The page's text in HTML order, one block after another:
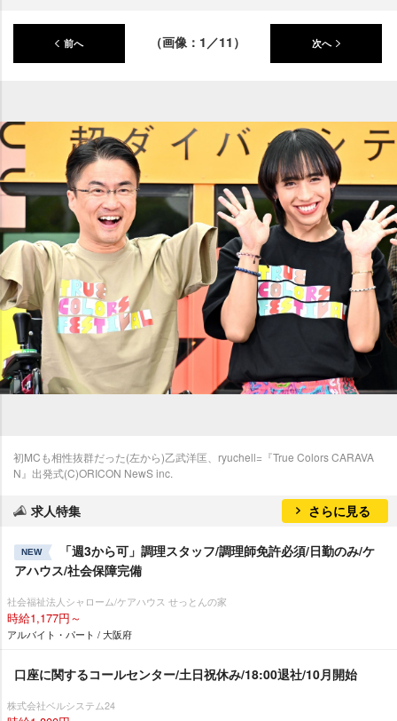
前へ （画像：1／11） 次へ
初MCも相性抜群だった(左から)乙武洋匡、ryuchell=『True Colors CARAVA
N』出発式(C)ORICON NewS inc.
求人特集 さらに見る
NEW
「週3から可」調理スタッフ/調理師免許必須/日勤のみ/ケ
アハウス/社会保障完備
社会福祉法人シャローム/ケアハウス せっとんの家
時給1,177円～
アルバイト・パート / 大阪府
口座に関するコールセンター/土日祝休み/18:00退社/10月開始
株式会社ベルシステム24